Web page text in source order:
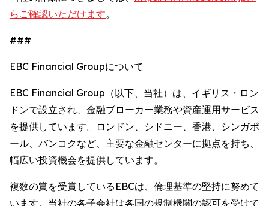
らご確認いただけます。
###
EBC Financial Groupについて
EBC Financial Group（以下、当社）は、イギリス・ロン
ドンで設立され、金融ブローカー業務や資産運用サービス
を提供しています。ロンドン、シドニー、香港、シンガポ
ール、バンコクなど、主要な金融センターに拠点を持ち、
幅広い投資機会を提供しています。
複数の賞を受賞しているEBCは、倫理基準の堅持に努めて
います。当社の各子会社は各国の規制機関の認可を受けて